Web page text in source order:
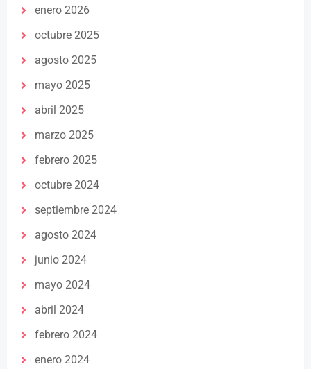
enero 2026
octubre 2025
agosto 2025
mayo 2025
abril 2025
marzo 2025
febrero 2025
octubre 2024
septiembre 2024
agosto 2024
junio 2024
mayo 2024
abril 2024
febrero 2024
enero 2024